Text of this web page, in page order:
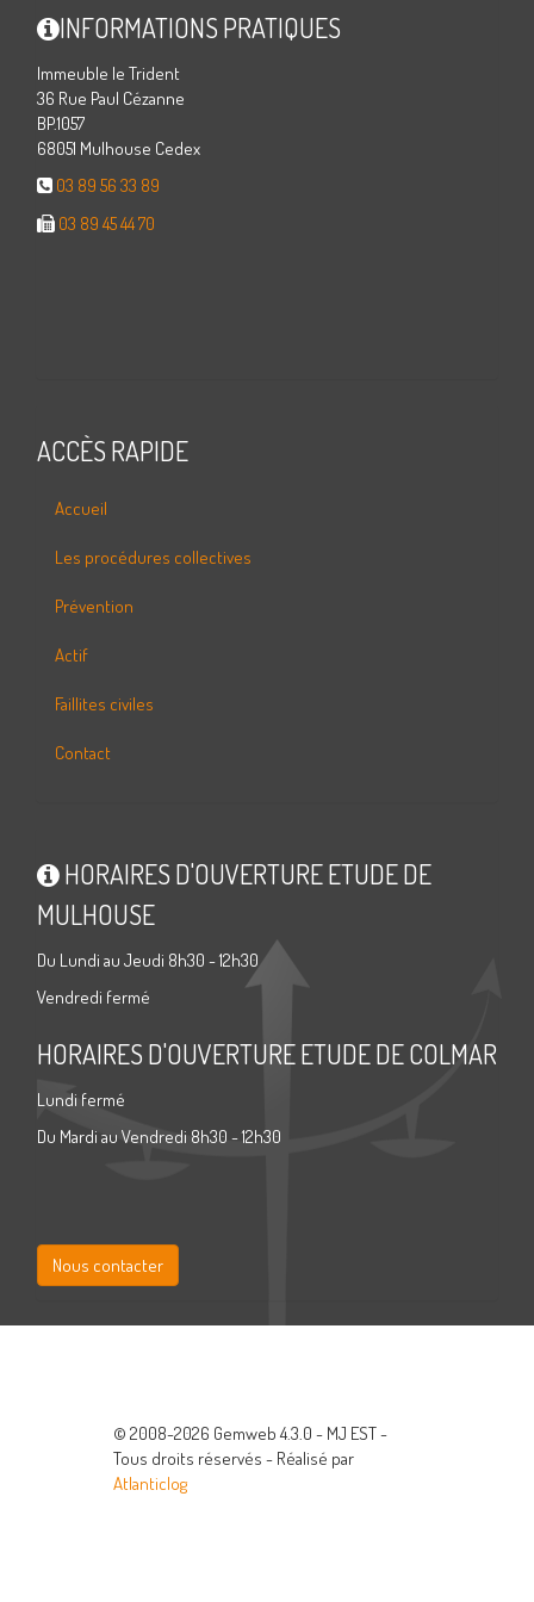
INFORMATIONS PRATIQUES
Immeuble le Trident
36 Rue Paul Cézanne
BP.1057
68051 Mulhouse Cedex
03 89 56 33 89
03 89 45 44 70
ACCÈS RAPIDE
Accueil
Les procédures collectives
Prévention
Actif
Faillites civiles
Contact
HORAIRES D'OUVERTURE ETUDE DE
MULHOUSE
Du Lundi au Jeudi 8h30 - 12h30
Vendredi fermé
HORAIRES D'OUVERTURE ETUDE DE COLMAR
Lundi fermé
Du Mardi au Vendredi 8h30 - 12h30
Nous contacter
© 2008-2026 Gemweb 4.3.0 - MJ EST -
Tous droits réservés - Réalisé par
Atlanticlog